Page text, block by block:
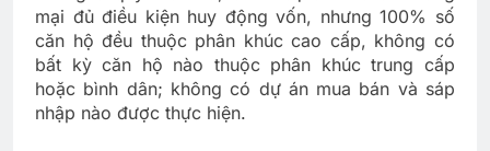
mại đủ điều kiện huy động vốn, nhưng 100% số
căn hộ đều thuộc phân khúc cao cấp, không có
bất kỳ căn hộ nào thuộc phân khúc trung cấp
hoặc bình dân; không có dự án mua bán và sáp
nhập nào được thực hiện.